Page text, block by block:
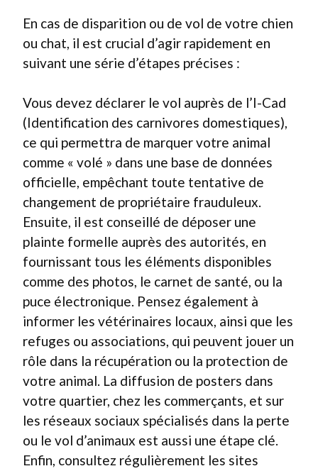
En cas de disparition ou de vol de votre chien
ou chat, il est crucial d’agir rapidement en
suivant une série d’étapes précises :
Vous devez déclarer le vol auprès de l’I-Cad
(Identification des carnivores domestiques),
ce qui permettra de marquer votre animal
comme « volé » dans une base de données
officielle, empêchant toute tentative de
changement de propriétaire frauduleux.
Ensuite, il est conseillé de déposer une
plainte formelle auprès des autorités, en
fournissant tous les éléments disponibles
comme des photos, le carnet de santé, ou la
puce électronique. Pensez également à
informer les vétérinaires locaux, ainsi que les
refuges ou associations, qui peuvent jouer un
rôle dans la récupération ou la protection de
votre animal. La diffusion de posters dans
votre quartier, chez les commerçants, et sur
les réseaux sociaux spécialisés dans la perte
ou le vol d’animaux est aussi une étape clé.
Enfin, consultez régulièrement les sites